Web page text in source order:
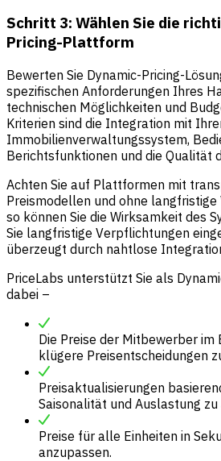
Schritt 3: Wählen Sie die
Pricing-Plattform
Bewerten Sie Dynamic-Pricing-
spezifischen Anforderungen Ihres
technischen Möglichkeiten und
Kriterien sind die Integration mit
Immobilienverwaltungssystem,
Berichtsfunktionen und die Qualität
Achten Sie auf Plattformen mit
Preismodellen und ohne
so können Sie die Wirksamkeit des
Sie langfristige Verpflichtungen
überzeugt durch nahtlose
PriceLabs unterstützt Sie als
dabei –
Die Preise der Mitbewerber
klügere Preisentscheidungen
Preisaktualisierungen
Saisonalität und Auslastung
Preise für alle Einheiten in
anzupassen.